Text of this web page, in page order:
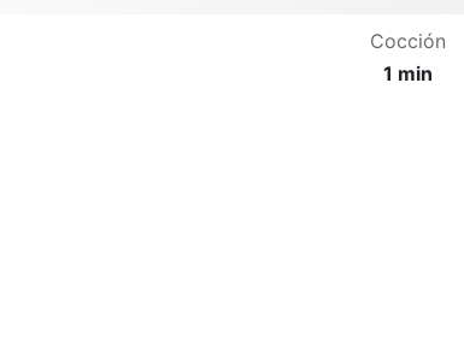
Cocción
1 min